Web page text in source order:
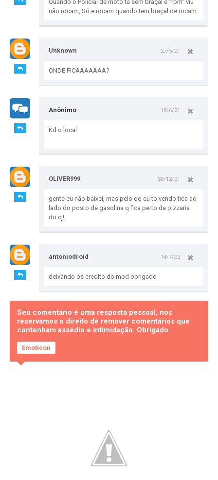
Quando o Policial de moto ta sem braçal e "rpm" viu
não rocam, Só e rocam quando tem braçal de rocam.
Unknown 27/5/21
ONDE FICAAAAAAA?
Anônimo 18/6/21
Kd o local
OLIVER999 30/12/21
gente eu não baixei, mas pelo oq eu to vendo fica ao
lado do posto de gasolina q fica perto da pizzaria
do cj!
antoniodroid 14/7/22
deixando os credito do mod obrigado
Seu comentário é uma resposta pessoal, nos
reservamos o direito de remover comentários que
contenham assédio e intimidação. Obrigado.
Emoticon